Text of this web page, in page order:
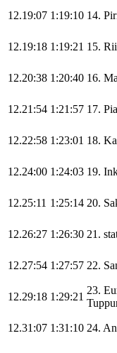
12.19:07 1:19:10 14.
12.19:18 1:19:21 15.
12.20:38 1:20:40 16.
12.21:54 1:21:57 17. Pia
12.22:58 1:23:01 18.
12.24:00 1:24:03 19.
12.25:11 1:25:14 20.
12.26:27 1:26:30 21.
12.27:54 1:27:57 22.
12.29:18 1:29:21
23.
12.31:07 1:31:10 24.